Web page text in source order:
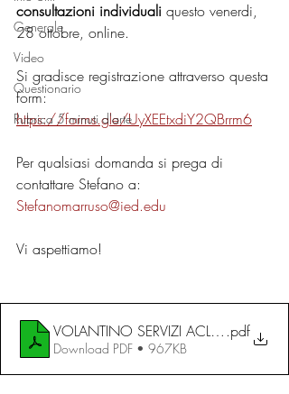
Generale
Video
Questionario
Rubrica 5 minuti d'arte
consultazioni individuali questo venerdi,
28 ottobre, online.
Si gradisce registrazione attraverso questa
form:
https://forms.gle/UyXEEtxdiY2QBrrm6
Per qualsiasi domanda si prega di
contattare Stefano a:
Stefanomarruso@ied.edu
Vi aspettiamo!
VOLANTINO SERVIZI ACLI (1) (1) (1) (1)
.pdf
Download PDF • 967KB